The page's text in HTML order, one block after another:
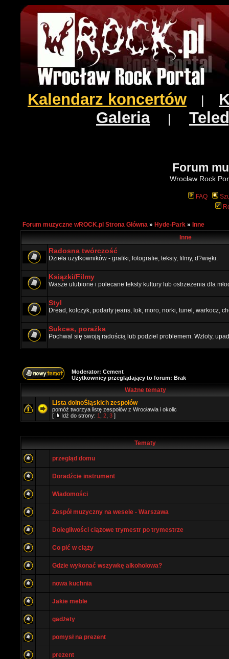
Kalendarz koncertów
Galeria|
Forum
Wrocław Rock
FAQ
Forum muzyczne wROCK.pl Strona Główna » Hyde-Park » Inne
Inne
Radosna twórczość
Dzieła użytkowników - grafiki, fotografie, teksty, filmy, d?więki.
Ksiązki/Filmy
Wasze ulubione i polecane teksty kultury lub ostrzeżenia dla
Styl
Dread, kolczyk, podarty jeans, lok, moro, norki, tunel, warkocz,
Sukces, porażka
Pochwal się swoją radością lub podziel problemem. Wzloty,
Moderator: Cement
Użytkownicy przeglądający to forum: Brak
Ważne tematy
Lista dolnoŚląskich zespołów
pomóż tworzya listę zespołów z Wrocławia i okolic
[
Idź do strony: 1 2 3 ]
Tematy
przegląd domu
Doradźcie instrument
Wiadomości
Zespół muzyczny na wesele - Warszawa
Dolegliwości ciążowe trymestr po trymestrze
Co pić w ciąży
Gdzie wykonać wszywkę alkoholowa?
nowa kuchnia
Jakie meble
gadżety
pomysł na prezent
prezent